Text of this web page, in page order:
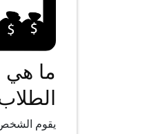
ما هي
يقوم الشخص